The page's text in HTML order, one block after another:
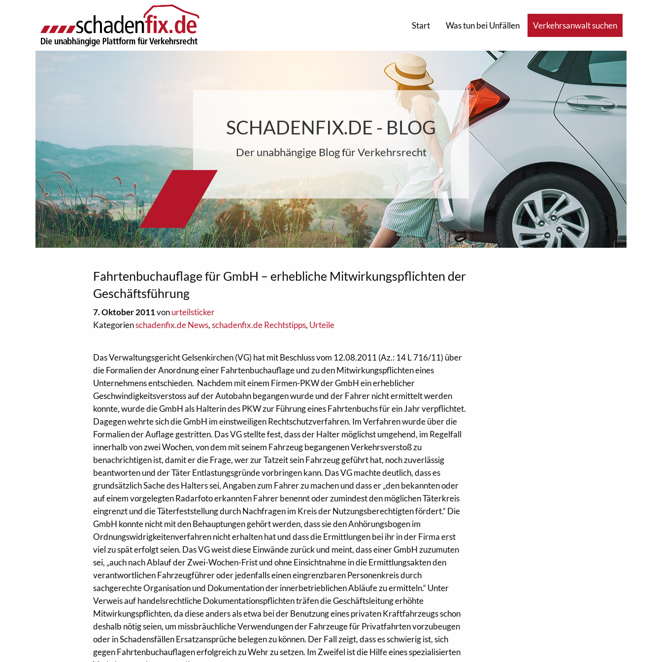
Start Was tun bei Unfällen Verkehrsanwalt suchen
SCHADENFIX.DE - BLOG
Der unabhängige Blog für Verkehrsrecht
Fahrtenbuchauflage für GmbH – erhebliche Mitwirkungspflichten der
Geschäftsführung
7. Oktober 2011vonurteilsticker
Kategorienschadenfix.de News,schadenfix.de Rechtstipps, Urteile
Das Verwaltungsgericht Gelsenkirchen (VG) hat mit Beschluss vom 12.08.2011 (Az.: 14 L 716/11) über
die Formalien der Anordnung einer Fahrtenbuchauflage und zu den Mitwirkungspflichten eines
Unternehmens entschieden. Nachdem mit einem Firmen-PKW der GmbH ein erheblicher
Geschwindigkeitsverstoss auf der Autobahn begangen wurde und der Fahrer nicht ermittelt werden
konnte, wurde die GmbH als Halterin des PKW zur Führung eines Fahrtenbuchs für ein Jahr verpflichtet.
Dagegen wehrte sich die GmbH im einstweiligen Rechtschutzverfahren. Im Verfahren wurde über die
Formalien der Auflage gestritten. Das VG stellte fest, dass der Halter möglichst umgehend, im Regelfall
innerhalb von zwei Wochen, von dem mit seinem Fahrzeug begangenen Verkehrsverstoß zu
benachrichtigen ist, damit er die Frage, wer zur Tatzeit sein Fahrzeug geführt hat, noch zuverlässig
beantworten und der Täter Entlastungsgründe vorbringen kann. Das VG machte deutlich, dass es
grundsätzlich Sache des Halters sei, Angaben zum Fahrer zu machen und dass er „den bekannten oder
auf einem vorgelegten Radarfoto erkannten Fahrer benennt oder zumindest den möglichen Täterkreis
eingrenzt und die Täterfeststellung durch Nachfragen im Kreis der Nutzungsberechtigten fördert.“ Die
GmbH konnte nicht mit den Behauptungen gehört werden, dass sie den Anhörungsbogen im
Ordnungswidrigkeitenverfahren nicht erhalten hat und dass die Ermittlungen bei ihr in der Firma erst
viel zu spät erfolgt seien. Das VG weist diese Einwände zurück und meint, dass einer GmbH zuzumuten
sei, „auch nach Ablauf der Zwei-Wochen-Frist und ohne Einsichtnahme in die Ermittlungsakten den
verantwortlichen Fahrzeugführer oder jedenfalls einen eingrenzbaren Personenkreis durch
sachgerechte Organisation und Dokumentation der innerbetrieblichen Abläufe zu ermitteln.“ Unter
Verweis auf handelsrechtliche Dokumentationspflichten träfen die Geschäftsleitung erhöhte
Mitwirkungspflichten, da diese anders als etwa bei der Benutzung eines privaten Kraftfahrzeugs schon
deshalb nötig seien, um missbräuchliche Verwendungen der Fahrzeuge für Privatfahrten vorzubeugen
oder in Schadensfällen Ersatzansprüche belegen zu können. Der Fall zeigt, dass es schwierig ist, sich
gegen Fahrtenbuchauflagen erfolgreich zu Wehr zu setzen. Im Zweifel ist die Hilfe eines spezialisierten